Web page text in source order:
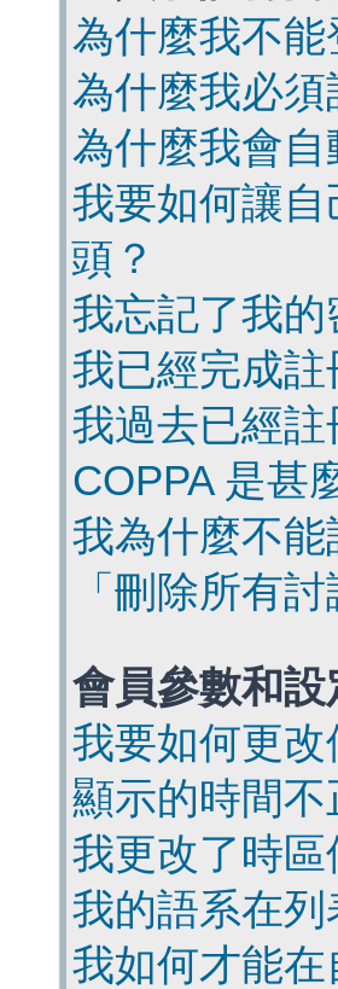
為什麼我不能
為什麼我必須
為什麼我會自
我要如何讓
頭？
我忘記了我的
我已經完成
我過去已經
COPPA 是甚
我為什麼不能
「刪除所有
會員參數和設
我要如何更
顯示的時間不
我更改了時
我的語系在
我如何才能